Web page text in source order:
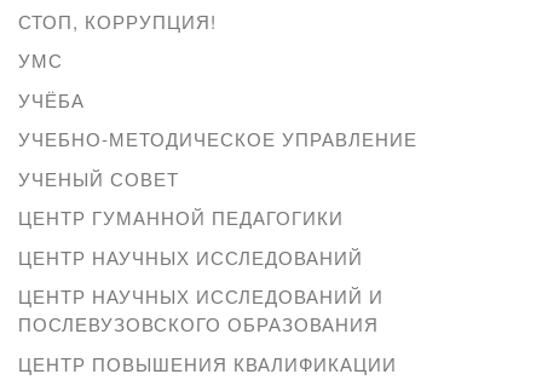
СТОП, КОРРУПЦИЯ!
УМС
УЧЁБА
УЧЕБНО-МЕТОДИЧЕСКОЕ УПРАВЛЕНИЕ
УЧЕНЫЙ СОВЕТ
ЦЕНТР ГУМАННОЙ ПЕДАГОГИКИ
ЦЕНТР НАУЧНЫХ ИССЛЕДОВАНИЙ
ЦЕНТР НАУЧНЫХ ИССЛЕДОВАНИЙ И
ПОСЛЕВУЗОВСКОГО ОБРАЗОВАНИЯ
ЦЕНТР ПОВЫШЕНИЯ КВАЛИФИКАЦИИ